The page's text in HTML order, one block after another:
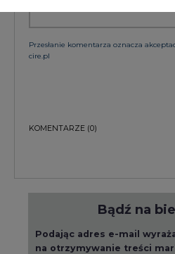
Przesłanie komentarza oznacza
cire.pl
KOMENTARZE (0)
Bądź na
Podając adres e-mail
na otrzymywanie treści